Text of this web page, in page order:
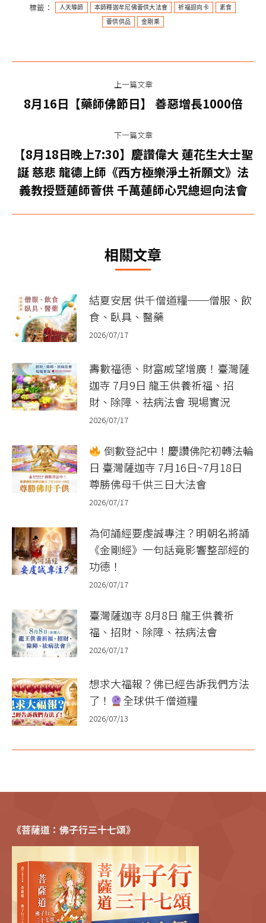
標籤： 人天導師 本師釋迦牟尼佛薈供大法會 祈福迴向卡 素食
薈供供品 金剛乘
章
航
上一篇文章
上
篇
文
章：
8月16日【藥師佛節日】 善惡增長1000倍
下一篇文章
下
一
【8月18日晚上7:30】慶讚偉大 蓮花生大士聖
誕 慈悲 龍德上師《西方極樂淨土祈願文》法
義教授暨蓮師薈供 千萬蓮師心咒總迴向法會
相關文章
結夏安居 供千僧道糧──僧服、飲
食、臥具、醫藥
2026/07/17
壽數福德、財富威望增廣！臺灣薩
迦寺 7月9日 龍王供養祈福、招
財、除障、祛病法會 現場實況
2026/07/17
倒數登記中！慶讚佛陀初轉法輪
日 臺灣薩迦寺 7月16日~7月18日
尊勝佛母千供三日大法會
2026/07/17
為何誦經要虔誠專注？明朝名將誦
《金剛經》一句話竟影響整部經的
功德！
2026/07/17
臺灣薩迦寺 8月8日 龍王供養祈
福、招財、除障、祛病法會
2026/07/17
想求大福報？佛已經告訴我們方法
了！
全球供千僧道糧
2026/07/13
《菩薩道：佛子行三十七頌》